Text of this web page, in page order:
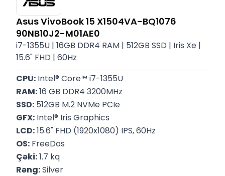
Asus VivoBook 15 X1504VA-BQ1076
90NB10J2-M01AE0
i7-1355U | 16GB DDR4 RAM | 512GB SSD | Iris Xe |
15.6" FHD | 60Hz
CPU: Intel® Core™ i7-1355U
RAM: 16 GB DDR4 3200MHz
SSD: 512GB M.2 NVMe PCIe
GFX: Intel® Iris Graphics
LCD: 15.6" FHD (1920x1080) IPS, 60Hz
OS: FreeDos
Çəki: 1.7 kq
Rəng: Silver